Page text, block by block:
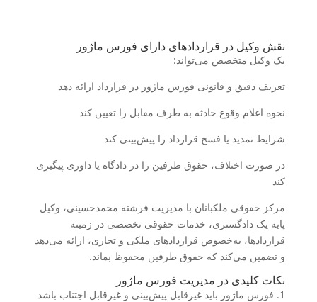
نقش وکیل در قراردادهای دارای فورس ماژور
یک وکیل متخصص می‌تواند:
تعریف دقیق و قانونی فورس ماژور در قرارداد ارائه دهد
نحوه اعلام وقوع حادثه به طرف مقابل را تعیین کند
شرایط تمدید یا فسخ قرارداد را پیش‌بینی کند
در صورت اختلاف، حقوق طرفین را در دادگاه یا داوری پیگیری
کند
مرکز حقوقی ملکبانان با مدیریت فرشته محمدحسینی، وکیل
پایه یک دادگستری، خدمات حقوقی تخصصی در زمینه
قراردادها، به‌خصوص قراردادهای ملکی و تجاری، ارائه می‌دهد
و تضمین می‌کند که حقوق طرفین محفوظ بماند.
نکات کلیدی در مدیریت فورس ماژور
فورس ماژور باید غیرقابل پیش‌بینی و غیرقابل اجتناب باشد